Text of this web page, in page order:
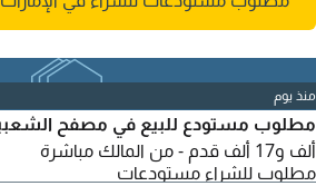
منذ يوم
ألف و17 ألف قدم - من المالك مباشرة
مطلوب للشراء مستودعات